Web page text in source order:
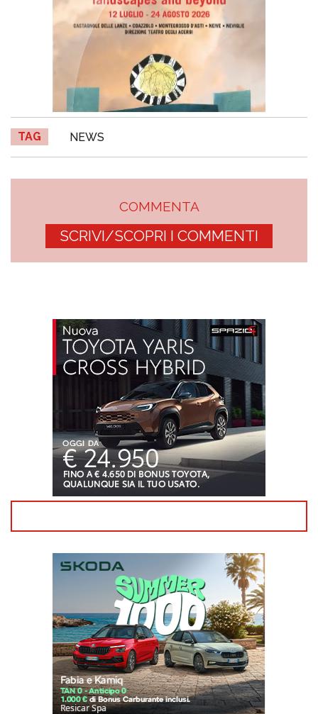
TAG NEWS
COMMENTA
SCRIVI/SCOPRI I COMMENTI